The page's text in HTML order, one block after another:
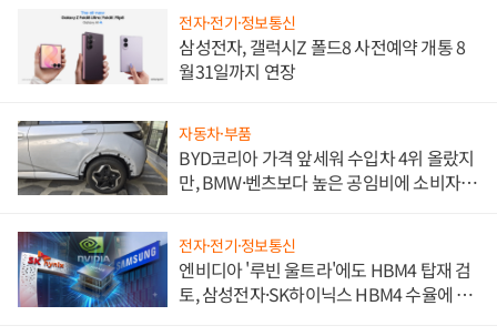
전자·전기·정보통신
삼성전자, 갤럭시Z 폴드8 사전예약 개통 8
월31일까지 연장
자동차·부품
BYD코리아 가격 앞세워 수입차 4위 올랐지
만, BMW·벤츠보다 높은 공임비에 소비자
전자·전기·정보통신
엔비디아 '루빈 울트라'에도 HBM4 탑재 검
토, 삼성전자·SK하이닉스 HBM4 수율에 주